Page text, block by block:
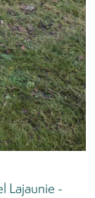
Lajaunie -